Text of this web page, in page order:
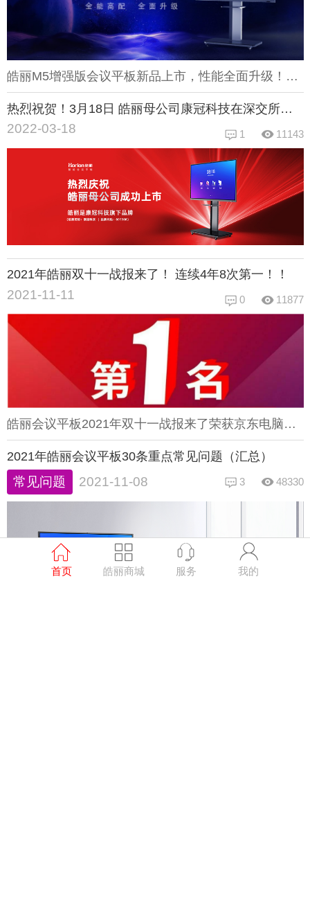
皓丽M5增强版会议平板新品上市，性能全面升级！这次M5增强版采用的是Mali-G52芯片，A73架构四核CPU，性能较上代提升了167%，并内置8G+64G的超大处理内存，再大型的软件也可以行云般流畅；另外相比上一代会议平板，M5增强版还首次采用了双4K显示屏幕，即4K分辨率+4K Ui界面，动态画质更清晰细腻，技术引领行业！这次皓丽M5增强版会议平板性能和配置都得到大提升，但在价格上还享受一定优惠，如果想了解优惠活动和商品详情，请上皓丽商城查看购买，现货现销！
热烈祝贺！3月18日 皓丽母公司康冠科技在深交所成功上市
2022-03-18 1 11143
2021年皓丽双十一战报来了！ 连续4年8次第一！！
2021-11-11 0 11877
皓丽会议平板2021年双十一战报来了荣获京东电脑数码日竞速排行榜京东商用显示品牌成交额双冠 狂揽第一这是继11.1开门红之后登顶之后皓丽11.11再夺第一用实力赢得消费者信赖这是皓丽连续4年8次双十一活动夺冠皓丽荣获京东双十一会议商用大屏品牌销售额排行榜第一名皓丽会议平板荣获京东商用显示品牌成交额第一名皓丽会议平板颜值出众，经过360多项严苛测试，质量可靠双十一期间，在皓丽商城还有更多优惠等你来抢购哦！
2021年皓丽会议平板30条重点常见问题（汇总）
常见问题 2021-11-08 3 48330
首页 皓丽商城 服务 我的